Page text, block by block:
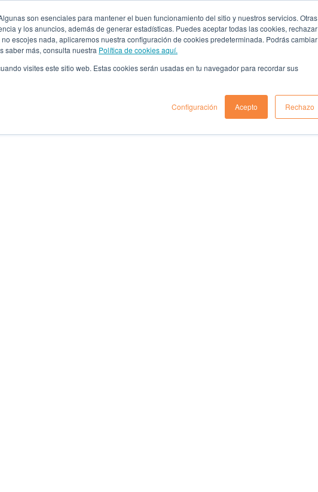
son esenciales para mantener el buen funcionamiento del sitio y nuestros servicios. Otras
y los anuncios, además de generar estadísticas. Puedes aceptar todas las cookies, rechazar
escojes nada, aplicaremos nuestra configuración de cookies predeterminada. Podrás cambiar
saber más, consulta nuestra Política de cookies aquí.
visites este sitio web. Estas cookies serán usadas en tu navegador para recordar sus
Configuración Acepto Rechazo